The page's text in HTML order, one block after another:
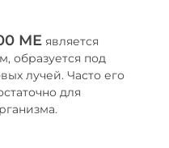
МЕ является
образуется под
лучей. Часто его
для